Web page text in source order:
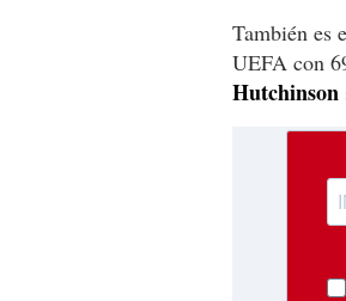
También es
UEFA con
Hutchinson